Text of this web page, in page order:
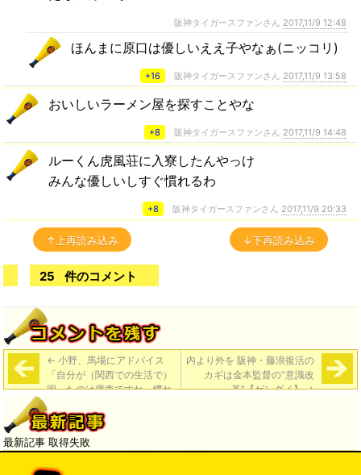
阪神タイガースファンさん 2017,11/9 12:48
ほんまに原口は優しいええ子やなぁ(ニッコリ)
+16 阪神タイガースファンさん 2017,11/9 13:58
おいしいラーメン屋を探すことやな
+8 阪神タイガースファンさん 2017,11/9 14:48
ルーくん虎風荘に入寮したんやっけ
みんな優しいしすぐ慣れるわ
+8 阪神タイガースファンさん 2017,11/9 20:33
↑上再読み込み ↓下再読み込み
25 件のコメント
← 小野、馬場にアドバイス
「自分が（関西での生活で）
困ったのは電車ですね。慣れ
ですけど、大阪駅の乗り換え
なんてどこにいけばどういけ
るかわからないので」
内より外を 阪神・藤浪復活の
カギは金本監督の“意識改
革”【ゲンダイ】→
最新記事 取得失敗